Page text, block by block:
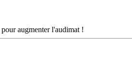
augmenter l'audimat !